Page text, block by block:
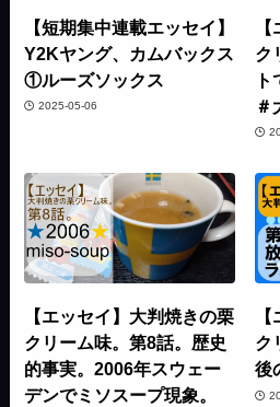
【短期集中連載エッセイ】
Y2Kヤング、カムバックス
①ルーズソックス
2025-05-06
ク
＃
【エッセイ】大判焼きの栗
クリーム味。第8話。歴史
的事実。2006年スウェー
デンでミソスープ現象。
ク
後